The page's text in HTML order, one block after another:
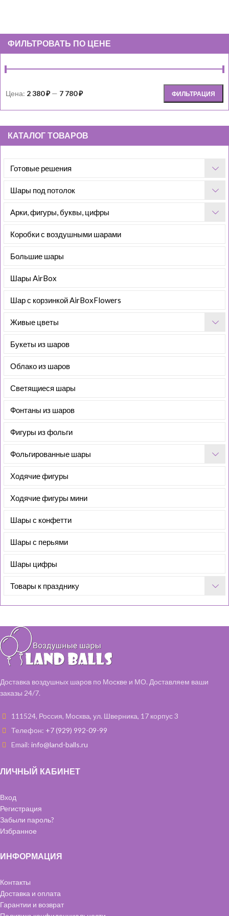
ФИЛЬТРОВАТЬ ПО ЦЕНЕ
ФИЛЬТРАЦИЯ
Цена: 2 380 ₽— 7 780 ₽
КАТАЛОГ ТОВАРОВ
Готовые решения
Шары под потолок
Арки, фигуры, буквы, цифры
Коробки с воздушными шарами
Большие шары
Шары AirBox
Шар с корзинкой AirBoxFlowers
Живые цветы
Букеты из шаров
Облако из шаров
Светящиеся шары
Фонтаны из шаров
Фигуры из фольги
Фольгированные шары
Ходячие фигуры
Ходячие фигуры мини
Шары с конфетти
Шары с перьями
Шары цифры
Товары к празднику
Доставка воздушных шаров по Москве и МО. Доставляем ваши
заказы 24/7.
111524, Россия, Москва, ул. Шверника, 17 корпус 3
Телефон: +7 (929) 992-09-99
Email: info@land-balls.ru
ЛИЧНЫЙ КАБИНЕТ
Вход
Регистрация
Забыли пароль?
Избранное
ИНФОРМАЦИЯ
Контакты
Доставка и оплата
Гарантии и возврат